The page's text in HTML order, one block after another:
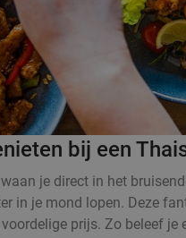
bij een
je direct in het
in je mond lopen. Deze
prijs. Zo beleef